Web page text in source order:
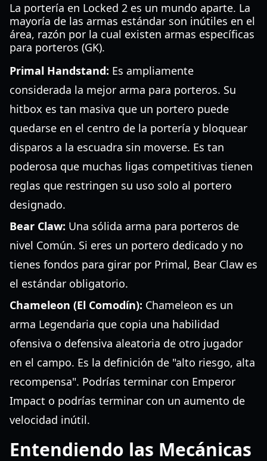
La portería en Locked 2 es un mundo aparte. La
mayoría de las armas estándar son inútiles en el
área, razón por la cual existen armas específicas
para porteros (GK).
Primal Handstand: Es ampliamente
considerada la mejor arma para porteros. Su
hitbox es tan masiva que un portero puede
quedarse en el centro de la portería y bloquear
disparos a la escuadra sin moverse. Es tan
poderosa que muchas ligas competitivas tienen
reglas que restringen su uso solo al portero
designado.
Bear Claw: Una sólida arma para porteros de
nivel Común. Si eres un portero dedicado y no
tienes fondos para girar por Primal, Bear Claw es
el estándar obligatorio.
Chameleon (El Comodín): Chameleon es un
arma Legendaria que copia una habilidad
ofensiva o defensiva aleatoria de otro jugador
en el campo. Es la definición de "alto riesgo, alta
recompensa". Podrías terminar con Emperor
Impact o podrías terminar con un aumento de
velocidad inútil.
Entendiendo las Mecánicas